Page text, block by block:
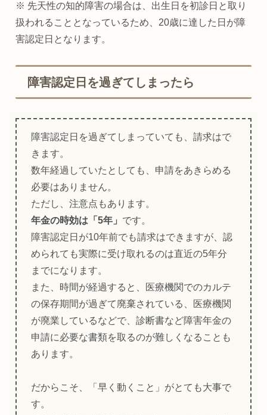
※ 先天性の知的障害の場合は、出生日を初診日と取り
扱われることとなっているため、20歳に達した日が障
害認定日となります。
障害認定日を過ぎてしまったら
障害認定日を過ぎてしまっていても、請求はで
きます。
数年経過していたとしても、申請をあきらめる
必要はありません。
ただし、注意点もあります。
年金の時効は「5年」 です。
障害認定日が10年前でも請求はできますが、認
められても実際に受け取れるのは直近の5年分
までになります。
また、時間が経過すると、医療機関でのカルテ
の保存期間が過ぎて廃棄されている、医療機関
が廃業しているなどで、診断書など障害年金の
申請に必要な書類を取るのが難しくなることも
あります。
だからこそ、「早く動くこと」がとても大事で
す。